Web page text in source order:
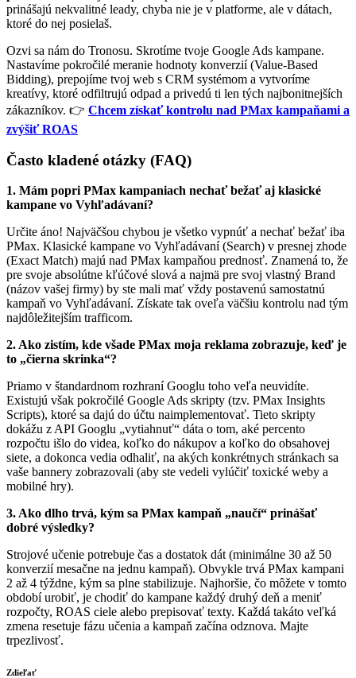
prinášajú nekvalitné leady, chyba nie je v platforme, ale v dátach,
ktoré do nej posielaš.
Ozvi sa nám do Tronosu. Skrotíme tvoje Google Ads kampane.
Nastavíme pokročilé meranie hodnoty konverzií (Value-Based
Bidding), prepojíme tvoj web s CRM systémom a vytvoríme
kreatívy, ktoré odfiltrujú odpad a privedú ti len tých najbonitnejších
zákazníkov. 👉 Chcem získať kontrolu nad PMax kampaňami a
zvýšiť ROAS
Často kladené otázky (FAQ)
1. Mám popri PMax kampaniach nechať bežať aj klasické
kampane vo Vyhľadávaní?
Určite áno! Najväčšou chybou je všetko vypnúť a nechať bežať iba
PMax. Klasické kampane vo Vyhľadávaní (Search) v presnej zhode
(Exact Match) majú nad PMax kampaňou prednosť. Znamená to, že
pre svoje absolútne kľúčové slová a najmä pre svoj vlastný Brand
(názov vašej firmy) by ste mali mať vždy postavenú samostatnú
kampaň vo Vyhľadávaní. Získate tak oveľa väčšiu kontrolu nad tým
najdôležitejším trafficom.
2. Ako zistím, kde všade PMax moja reklama zobrazuje, keď je
to „čierna skrinka“?
Priamo v štandardnom rozhraní Googlu toho veľa neuvidíte.
Existujú však pokročilé Google Ads skripty (tzv. PMax Insights
Scripts), ktoré sa dajú do účtu naimplementovať. Tieto skripty
dokážu z API Googlu „vytiahnuť“ dáta o tom, aké percento
rozpočtu išlo do videa, koľko do nákupov a koľko do obsahovej
siete, a dokonca vedia odhaliť, na akých konkrétnych stránkach sa
vaše bannery zobrazovali (aby ste vedeli vylúčiť toxické weby a
mobilné hry).
3. Ako dlho trvá, kým sa PMax kampaň „naučí“ prinášať
dobré výsledky?
Strojové učenie potrebuje čas a dostatok dát (minimálne 30 až 50
konverzií mesačne na jednu kampaň). Obvykle trvá PMax kampani
2 až 4 týždne, kým sa plne stabilizuje. Najhoršie, čo môžete v tomto
období urobiť, je chodiť do kampane každý druhý deň a meniť
rozpočty, ROAS ciele alebo prepisovať texty. Každá takáto veľká
zmena resetuje fázu učenia a kampaň začína odznova. Majte
trpezlivosť.
Zdieľať